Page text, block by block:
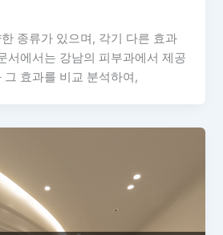
종류가 있으며, 각기 다른 효과
서에서는 강남의 피부과에서 제공
효과를 비교 분석하여,